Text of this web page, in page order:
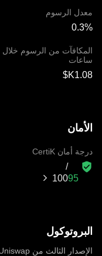
معدل الرسوم
ساعات
الأمان
درجة أمان CertiK
100‏
البروتوكول